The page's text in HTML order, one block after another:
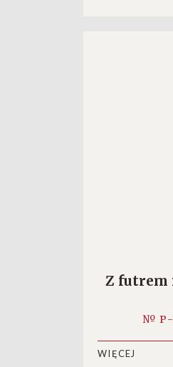
Z futrem
№ P-
WIĘCEJ